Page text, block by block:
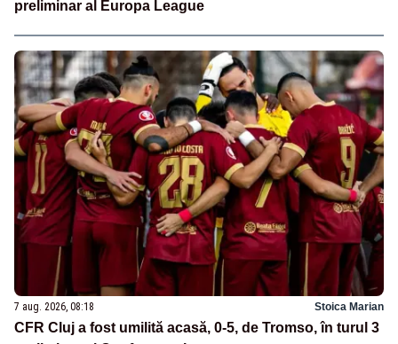
preliminar al Europa League
7 aug. 2026, 08:18 Stoica Marian
CFR Cluj a fost umilită acasă, 0-5, de Tromso, în turul 3